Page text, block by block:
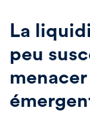
La
peu